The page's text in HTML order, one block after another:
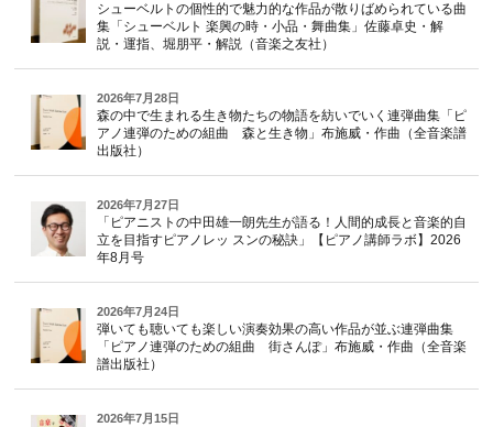
シューベルトの個性的で魅力的な作品が散りばめられている曲
集「シューベルト 楽興の時・小品・舞曲集」佐藤卓史・解
説・運指、堀朋平・解説（音楽之友社）
2026年7月28日
森の中で生まれる生き物たちの物語を紡いでいく連弾曲集「ピ
アノ連弾のための組曲 森と生き物」布施威・作曲（全音楽譜
出版社）
2026年7月27日
「ピアニストの中田雄一朗先生が語る！人間的成長と音楽的自
立を目指すピアノレッ スンの秘訣」【ピアノ講師ラボ】2026
年8月号
2026年7月24日
弾いても聴いても楽しい演奏効果の高い作品が並ぶ連弾曲集
「ピアノ連弾のための組曲 街さんぽ」布施威・作曲（全音楽
譜出版社）
2026年7月15日